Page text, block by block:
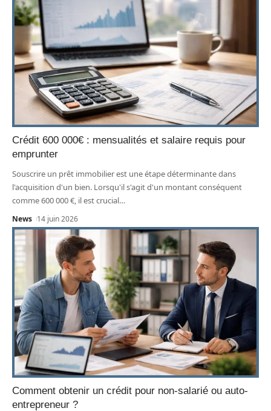
Crédit 600 000€ : mensualités et salaire requis pour
emprunter
Souscrire un prêt immobilier est une étape déterminante dans
l'acquisition d'un bien. Lorsqu'il s'agit d'un montant conséquent
comme 600 000 €, il est crucial…
News 14 juin 2026
Comment obtenir un crédit pour non-salarié ou auto-
entrepreneur ?